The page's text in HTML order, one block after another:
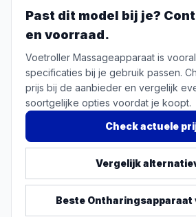
Past dit model bij je?
en voorraad.
Voetroller Massageapparaat is
specificaties bij je gebruik passen.
prijs bij de aanbieder en vergelijk
soortgelijke opties voordat je koopt.
Check actuele
Vergelijk
Beste Ontharingsapparaat